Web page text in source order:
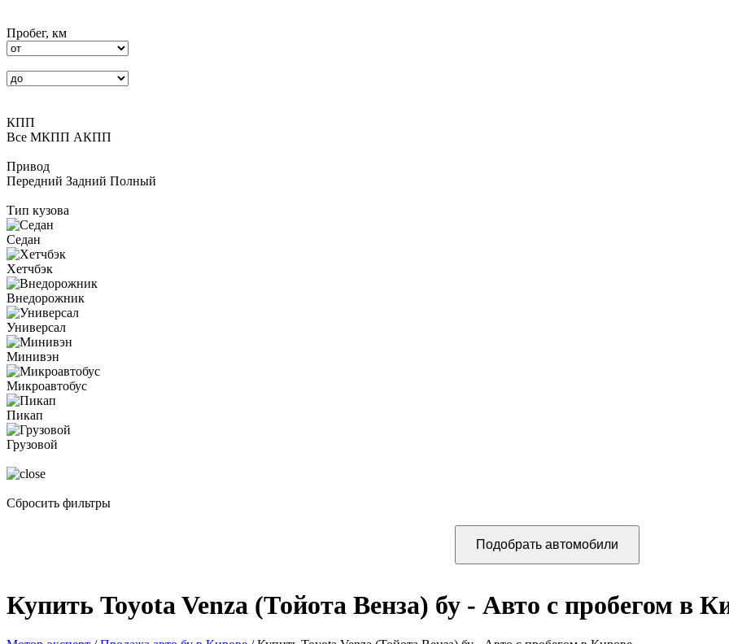
Пробег, км
КПП
Все MКПП АКПП
Привод
Передний Задний Полный
Тип кузова
Седан
Хетчбэк
Внедорожник
Универсал
Минивэн
Микроавтобус
Пикап
Грузовой
Сбросить фильтры
Купить Toyota Venza (Тойота Венза) бу - Авто с пробегом в